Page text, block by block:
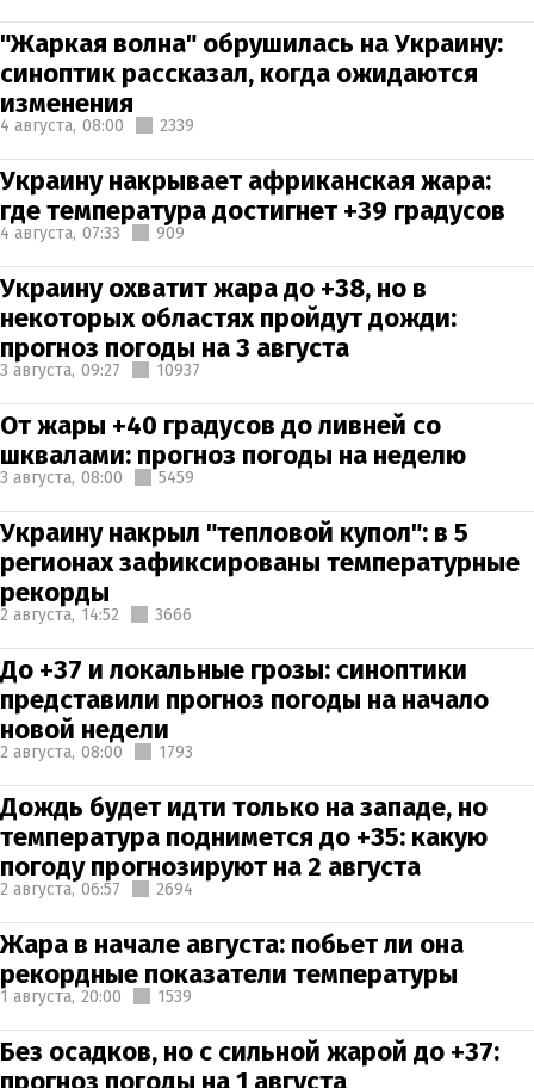
"Жаркая волна" обрушилась на Украину:
синоптик рассказал, когда ожидаются
изменения
4 августа, 08:00 2339
Украину накрывает африканская жара:
где температура достигнет +39 градусов
4 августа, 07:33 909
Украину охватит жара до +38, но в
некоторых областях пройдут дожди:
прогноз погоды на 3 августа
3 августа, 09:27 10937
От жары +40 градусов до ливней со
шквалами: прогноз погоды на неделю
3 августа, 08:00 5459
Украину накрыл "тепловой купол": в 5
регионах зафиксированы температурные
рекорды
2 августа, 14:52 3666
До +37 и локальные грозы: синоптики
представили прогноз погоды на начало
новой недели
2 августа, 08:00 1793
Дождь будет идти только на западе, но
температура поднимется до +35: какую
погоду прогнозируют на 2 августа
2 августа, 06:57 2694
Жара в начале августа: побьет ли она
рекордные показатели температуры
1 августа, 20:00 1539
Без осадков, но с сильной жарой до +37:
прогноз погоды на 1 августа